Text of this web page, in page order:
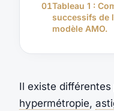
01Tableau 1 :
successifs de
modèle AMO.
Il existe
hypermétropie,